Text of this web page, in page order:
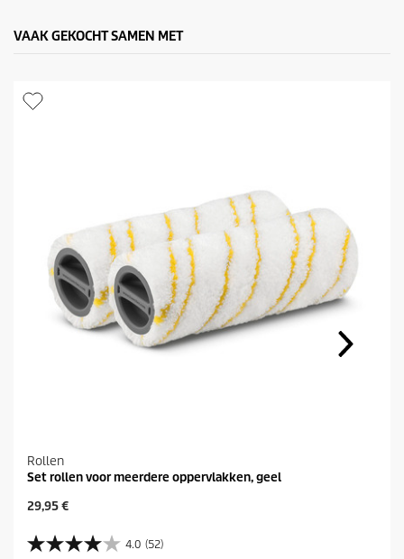
VAAK GEKOCHT SAMEN MET
Rollen
Set rollen voor meerdere oppervlakken, geel
H
i
d
29,95 €
4.0 (52)
4